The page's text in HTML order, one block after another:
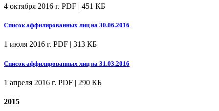
4 октября 2016 г. PDF | 451 КБ
Список аффилированных лиц на 30.06.2016
1 июля 2016 г. PDF | 313 КБ
Список аффилированных лиц на 31.03.2016
1 апреля 2016 г. PDF | 290 КБ
2015